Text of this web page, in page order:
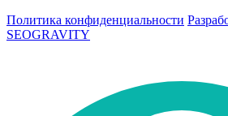
Политика конфиденциальности
SEOGRAVITY